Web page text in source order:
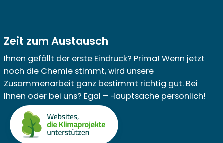
Zeit zum Austausch
Ihnen gefällt der erste Eindruck? Prima! Wenn jetzt
noch die Chemie stimmt, wird unsere
Zusammenarbeit ganz bestimmt richtig gut. Bei
Ihnen oder bei uns? Egal – Hauptsache persönlich!